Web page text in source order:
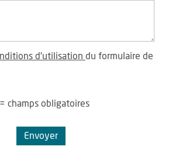
d'utilisation du formulaire de
champs obligatoires
Envoyer